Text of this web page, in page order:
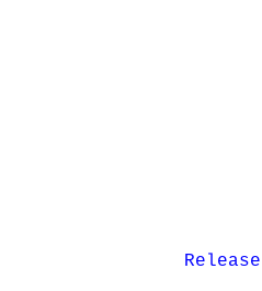
Release